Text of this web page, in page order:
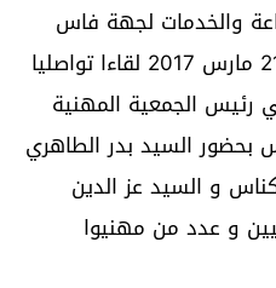
والخدمات لجهة فاس
مكناس زوال أمس الثلاثاء 21 مارس 2017 لقاءا تواصليا
رئيس الجمعية المهنية
بحضور السيد بدر الطاهري
و السيد عز الدين
و عدد من مهنيوا